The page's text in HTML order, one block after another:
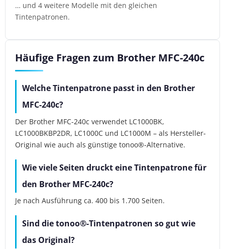
… und 4 weitere Modelle mit den gleichen
Tintenpatronen.
Häufige Fragen zum Brother MFC-240c
Welche Tintenpatrone passt in den Brother
MFC-240c?
Der Brother MFC-240c verwendet LC1000BK,
LC1000BKBP2DR, LC1000C und LC1000M – als Hersteller-
Original wie auch als günstige tonoo®-Alternative.
Wie viele Seiten druckt eine Tintenpatrone für
den Brother MFC-240c?
Je nach Ausführung ca. 400 bis 1.700 Seiten.
Sind die tonoo®-Tintenpatronen so gut wie
das Original?